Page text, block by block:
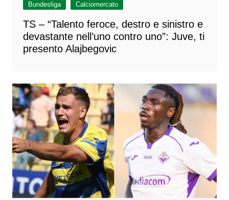
Bundesliga Calciomercato
TS – “Talento feroce, destro e sinistro e
devastante nell’uno contro uno”: Juve, ti
presento Alajbegovic